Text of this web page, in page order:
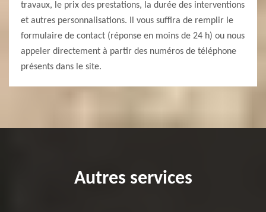
travaux, le prix des prestations, la durée des interventions
et autres personnalisations. Il vous suffira de remplir le
formulaire de contact (réponse en moins de 24 h) ou nous
appeler directement à partir des numéros de téléphone
présents dans le site.
Autres services